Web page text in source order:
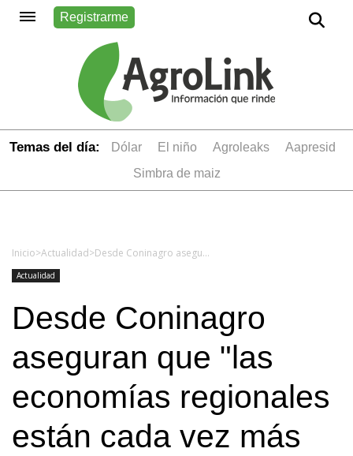
Registrarme
Temas del día: dólar el niño Agroleaks
aapresid
simbra de maiz
Inicio>Actualidad> Desde Coninagro aseguran que "las economías regionales están cada vez más afectadas"
Actualidad
Desde Coninagro
aseguran que "las
economías regionales
están cada vez más